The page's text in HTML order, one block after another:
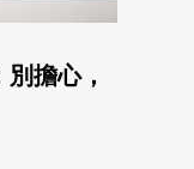
擔心，